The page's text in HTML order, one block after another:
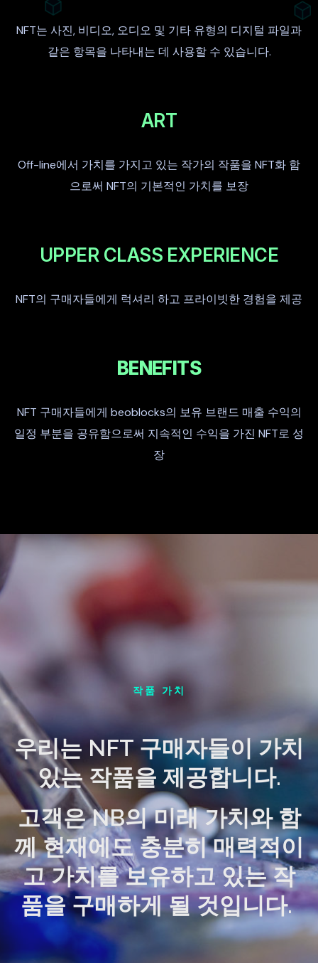
NFT는 사진, 비디오, 오디오 및 기타 유형의 디지털 파일과
같은 항목을 나타내는 데 사용할 수 있습니다.
ART
Off-line에서 가치를 가지고 있는 작가의 작품을 NFT화 함
으로써 NFT의 기본적인 가치를 보장
UPPER CLASS EXPERIENCE
NFT의 구매자들에게 럭셔리 하고 프라이빗한 경험을 제공
BENEFITS
NFT 구매자들에게 beoblocks의 보유 브랜드 매출 수익의
일정 부분을 공유함으로써 지속적인 수익을 가진 NFT로 성
장
작품 가치
우리는 NFT 구매자들이 가치
있는 작품을 제공합니다.
고객은 NB의 미래 가치와 함
께 현재에도 충분히 매력적이
고 가치를 보유하고 있는 작
품을 구매하게 될 것입니다.